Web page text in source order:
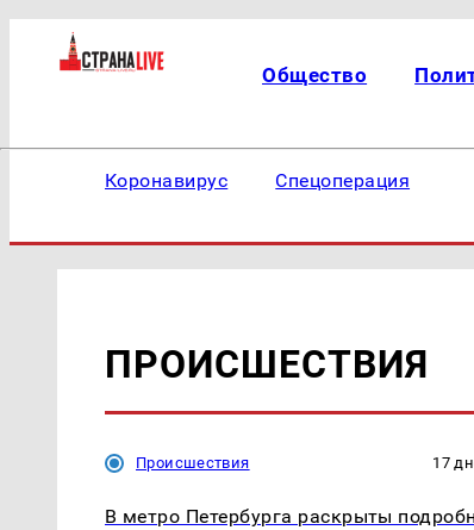
Общество
Коронавирус Спецоперация
ПРОИСШЕСТВИЯ
Происшествия 17
В метро Петербурга раскрыты